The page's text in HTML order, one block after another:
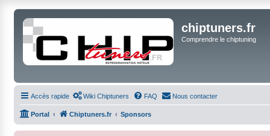
chiptuners.fr
Comprendre le chiptuning
Accès rapide Wiki Chiptuners FAQ Nous contacter
Portal Chiptuners.fr Sponsors